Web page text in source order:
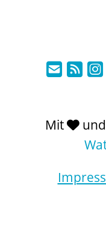
Mit